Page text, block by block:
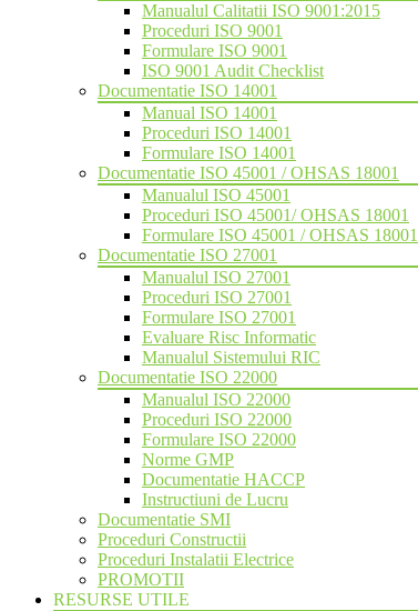
Manualul Calitatii ISO 9001:2015
Proceduri ISO 9001
Formulare ISO 9001
ISO 9001 Audit Checklist
Documentatie ISO 14001
Manual ISO 14001
Proceduri ISO 14001
Formulare ISO 14001
Documentatie ISO 45001 / OHSAS 18001
Manualul ISO 45001
Proceduri ISO 45001/ OHSAS 18001
Formulare ISO 45001 / OHSAS 18001
Documentatie ISO 27001
Manualul ISO 27001
Proceduri ISO 27001
Formulare ISO 27001
Evaluare Risc Informatic
Manualul Sistemului RIC
Documentatie ISO 22000
Manualul ISO 22000
Proceduri ISO 22000
Formulare ISO 22000
Norme GMP
Documentatie HACCP
Instructiuni de Lucru
Documentatie SMI
Proceduri Constructii
Proceduri Instalatii Electrice
PROMOTII
RESURSE UTILE